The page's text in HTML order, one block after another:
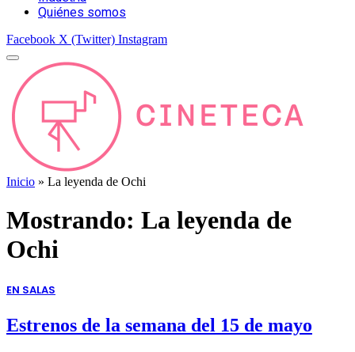
Quiénes somos
Facebook X (Twitter) Instagram
Inicio » La leyenda de Ochi
Mostrando: La leyenda de
Ochi
EN SALAS
Estrenos de la semana del 15 de mayo